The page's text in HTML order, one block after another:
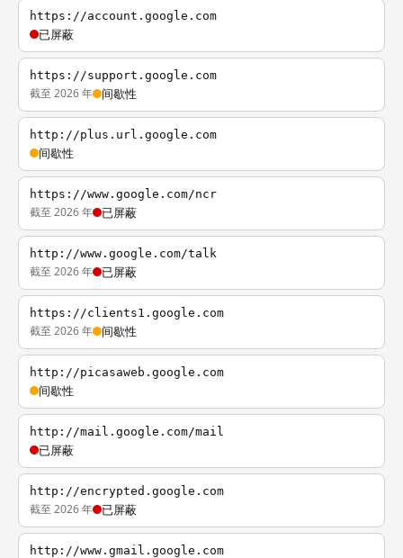
https://account.google.com
已屏蔽
https://support.google.com
截至 2026 年 间歇性
http://plus.url.google.com
间歇性
https://www.google.com/ncr
截至 2026 年 已屏蔽
http://www.google.com/talk
截至 2026 年 已屏蔽
https://clients1.google.com
截至 2026 年 间歇性
http://picasaweb.google.com
间歇性
http://mail.google.com/mail
已屏蔽
http://encrypted.google.com
截至 2026 年 已屏蔽
http://www.gmail.google.com